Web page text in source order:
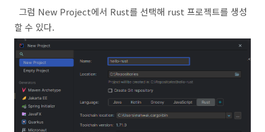
그럼 New Project에서 Rust를 선택해 rust 프로젝트를 생성
할 수 있다.